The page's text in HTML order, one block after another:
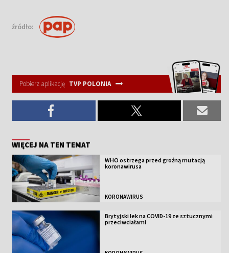
źródło:
Pobierz aplikację TVP POLONIA
WIĘCEJ NA TEN TEMAT
WHO ostrzega przed groźną mutacją
koronawirusa
KORONAWIRUS
Brytyjski lek na COVID-19 ze sztucznymi
przeciwciałami